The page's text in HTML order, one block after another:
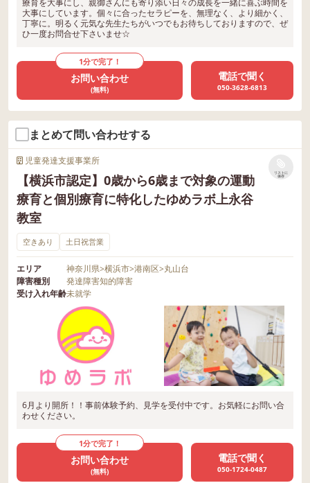
大事にしています。個々に合ったセラピーを、無理なく、より細かく、
丁寧に。明るく元気な先生たちがいつでもお待ちしておりますので、ぜ
ひ一度お問合せ下さいませ☆
1分で完了！
お問い合わせ
(無料)
電話で聞く
050-3628-6813
まとめて問い合わせする
児童発達支援事業所
【横浜市認定】0歳から6歳まで対象の運動
療育と個別療育に特化したゆめラボ上永谷
教室
リストに
保存
空きあり 土日祝営業
エリア 神奈川県>横浜市>港南区>丸山台
障害種別
発達障害知的障害
受け入れ年齢未就学
6月より開所！！事前体験予約、見学を受付中です。お気軽にお問い合
わせください。
1分で完了！
お問い合わせ
(無料)
電話で聞く
050-1724-0487